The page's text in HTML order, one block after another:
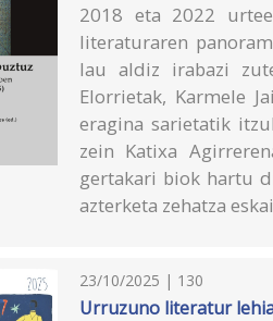
2018 eta 2022
literaturaren
lau aldiz irabazi
Elorrietak, Karmele
eragina sarietatik
zein Katixa
gertakari biok hartu
azterketa zehatza
23/10/2025 | 130
Urruzuno literatur